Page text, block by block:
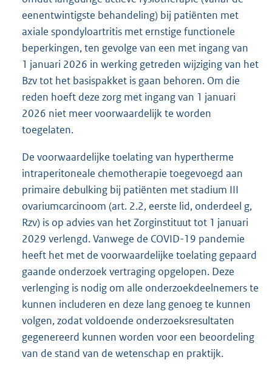
eenentwintigste behandeling) bij patiënten met
axiale spondyloartritis met ernstige functionele
beperkingen, ten gevolge van een met ingang van
1 januari 2026 in werking getreden wijziging van het
Bzv tot het basispakket is gaan behoren. Om die
reden hoeft deze zorg met ingang van 1 januari
2026 niet meer voorwaardelijk te worden
toegelaten.
De voorwaardelijke toelating van hypertherme
intraperitoneale chemotherapie toegevoegd aan
primaire debulking bij patiënten met stadium III
ovariumcarcinoom (art. 2.2, eerste lid, onderdeel g,
Rzv) is op advies van het Zorginstituut tot 1 januari
2029 verlengd. Vanwege de COVID-19 pandemie
heeft het met de voorwaardelijke toelating gepaard
gaande onderzoek vertraging opgelopen. Deze
verlenging is nodig om alle onderzoekdeelnemers te
kunnen includeren en deze lang genoeg te kunnen
volgen, zodat voldoende onderzoeksresultaten
gegenereerd kunnen worden voor een beoordeling
van de stand van de wetenschap en praktijk.